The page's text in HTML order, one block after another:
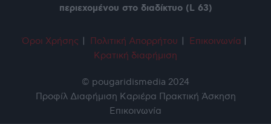
περιεχομένου στο διαδίκτυο (L 63)
Όροι Χρήσης Πολιτική Απορρήτου Επικοινωνία
Κρατική διαφήμιση
© pougaridismedia 2024
Προφίλ Διαφήμιση Καριέρα Πρακτική Άσκηση
Επικοινωνία